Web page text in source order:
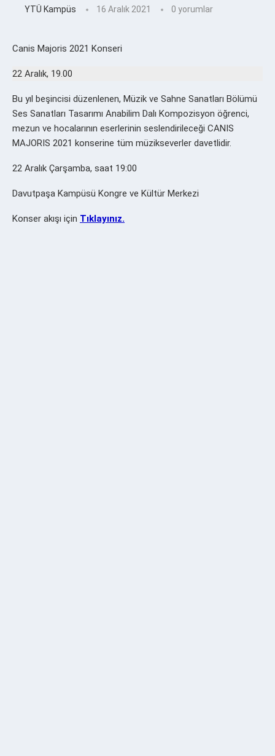
YTÜ Kampüs 16 Aralık 2021 0 yorumlar
Canis Majoris 2021 Konseri
22 Aralık, 19.00
Bu yıl beşincisi düzenlenen, Müzik ve Sahne Sanatları Bölümü
Ses Sanatları Tasarımı Anabilim Dalı Kompozisyon öğrenci,
mezun ve hocalarının eserlerinin seslendirileceği CANIS
MAJORIS 2021 konserine tüm müzikseverler davetlidir.
22 Aralık Çarşamba, saat 19:00
Davutpaşa Kampüsü Kongre ve Kültür Merkezi
Konser akışı için Tıklayınız.